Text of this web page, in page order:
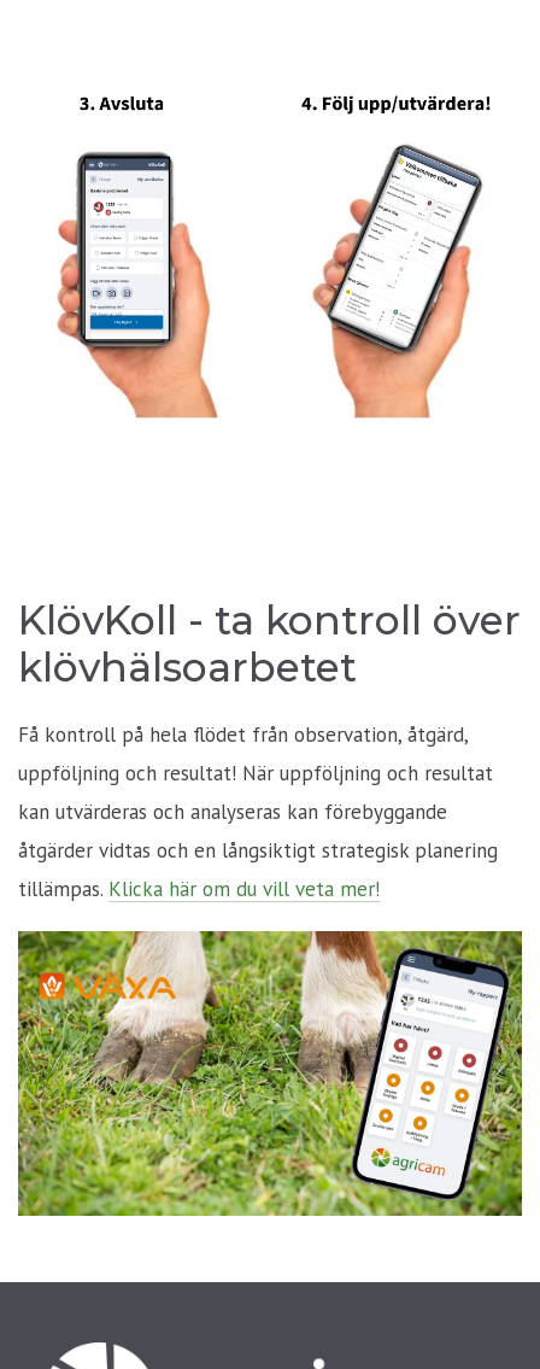
KlövKoll - ta kontroll över
klövhälsoarbetet
Få kontroll på hela flödet från observation, åtgärd,
uppföljning och resultat! När uppföljning och resultat
kan utvärderas och analyseras kan förebyggande
åtgärder vidtas och en långsiktigt strategisk planering
tillämpas. Klicka här om du vill veta mer!